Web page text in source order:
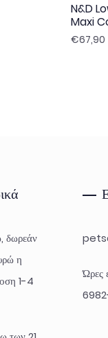
N&D
Maxi
€67,90
δωρεάν
η
1-4
Ώρες